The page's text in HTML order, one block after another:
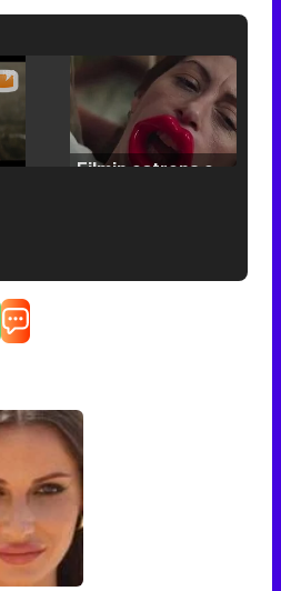
/